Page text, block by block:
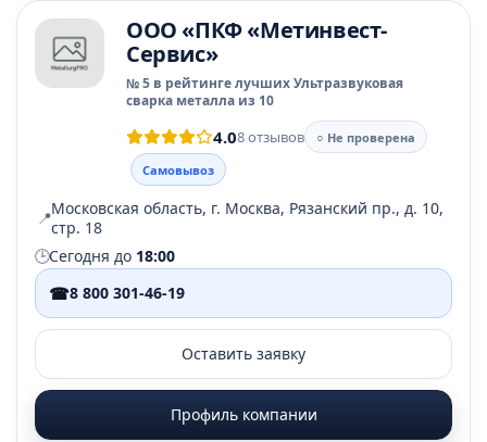
ООО «ПКФ «Метинвест-
Сервис»
№ 5 в рейтинге лучших Ультразвуковая
сварка металла из 10
4.08 отзывов
○ Не проверена
Самовывоз
📍Московская область, г. Москва, Рязанский пр., д. 10,
стр. 18
🕒Сегодня до 18:00
☎8 800 301-46-19
Оставить заявку
Профиль компании